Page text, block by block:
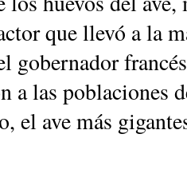
que llevó a la
gobernador
a las poblaciones
el ave más